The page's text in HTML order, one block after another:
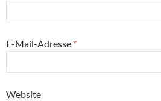
E-Mail-Adresse *
Website